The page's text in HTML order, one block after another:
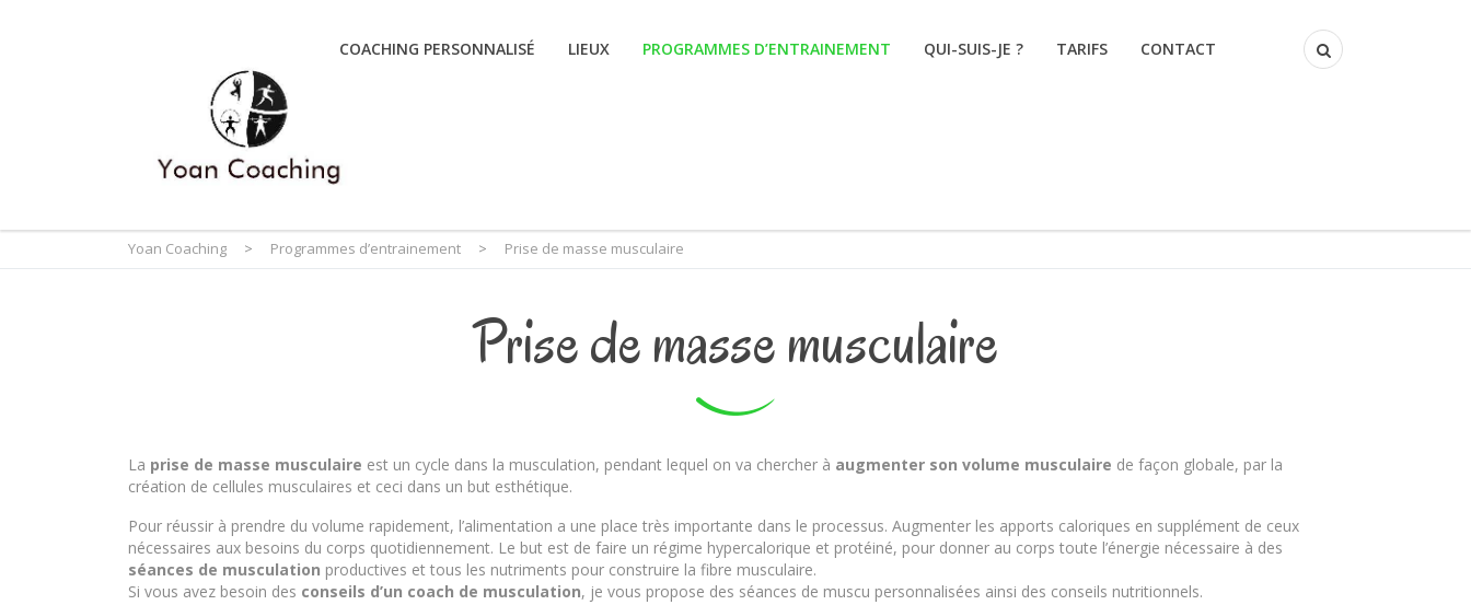
COACHING PERSONNALISÉ LIEUX PROGRAMMES D’ENTRAINEMENT QUI-SUIS-JE ? TARIFS CONTACT
Yoan Coaching > Programmes d’entrainement > Prise de masse musculaire
Prise de masse musculaire
La prise de masse musculaire est un cycle dans la musculation, pendant lequel on va chercher à augmenter son volume musculaire de façon globale, par la
création de cellules musculaires et ceci dans un but esthétique.
Pour réussir à prendre du volume rapidement, l’alimentation a une place très importante dans le processus. Augmenter les apports caloriques en supplément de ceux
nécessaires aux besoins du corps quotidiennement. Le but est de faire un régime hypercalorique et protéiné, pour donner au corps toute l’énergie nécessaire à des
séances de musculation productives et tous les nutriments pour construire la fibre musculaire.
Si vous avez besoin des conseils d’un coach de musculation, je vous propose des séances de muscu personnalisées ainsi des conseils nutritionnels.